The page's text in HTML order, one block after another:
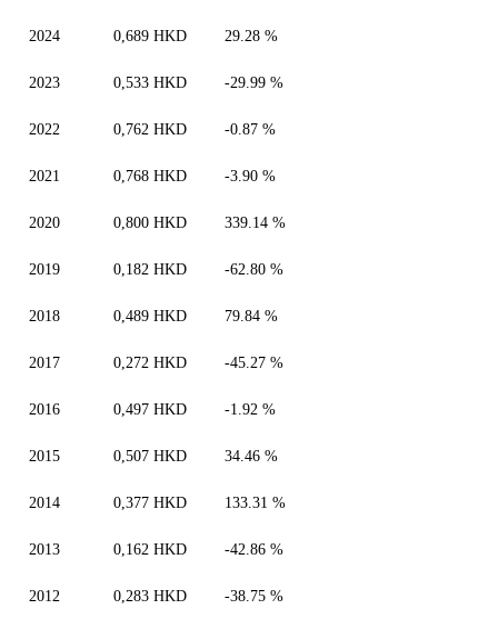
2024 0,689 HKD 29.28 %
2023 0,533 HKD -29.99 %
2022 0,762 HKD -0.87 %
2021 0,768 HKD -3.90 %
2020 0,800 HKD 339.14 %
2019 0,182 HKD -62.80 %
2018 0,489 HKD 79.84 %
2017 0,272 HKD -45.27 %
2016 0,497 HKD -1.92 %
2015 0,507 HKD 34.46 %
2014 0,377 HKD 133.31 %
2013 0,162 HKD -42.86 %
2012 0,283 HKD -38.75 %